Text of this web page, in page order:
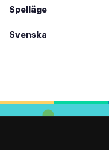
Spelläge
Svenska